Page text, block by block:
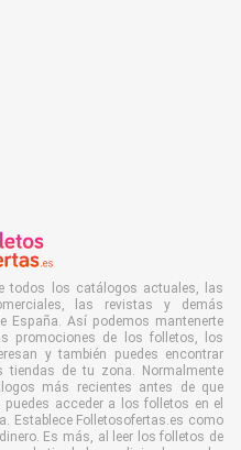
todos los catálogos actuales, las
las revistas y demás
España. Así podemos mantenerte
promociones de los folletos, los
y también puedes encontrar
de tu zona. Normalmente
más recientes antes de que
acceder a los folletos en el
Establece Folletosofertas.es como
Es más, al leer los folletos de